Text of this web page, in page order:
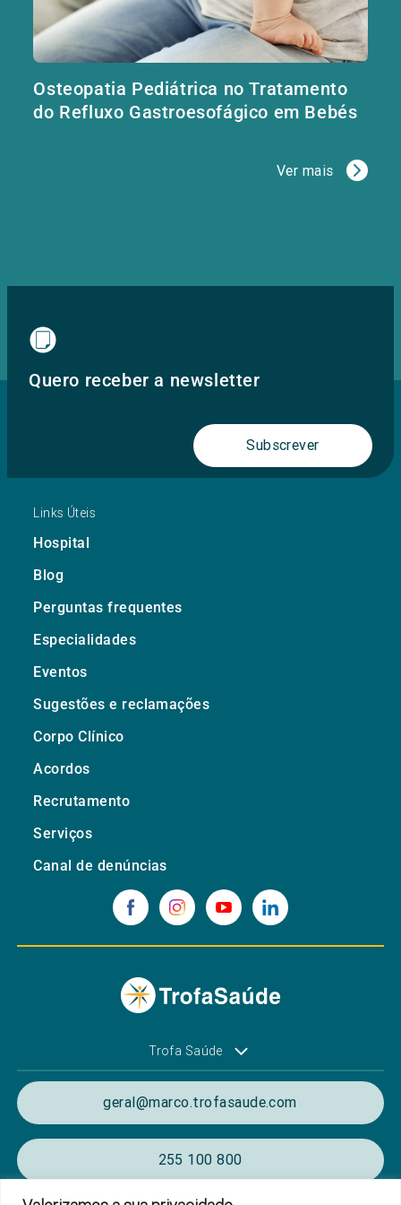
Osteopatia Pediátrica no Tratamento
do Refluxo Gastroesofágico em Bebés
Ver mais
Quero receber a newsletter
Subscrever
Links Úteis
Hospital
Blog
Perguntas frequentes
Especialidades
Eventos
Sugestões e reclamações
Corpo Clínico
Acordos
Recrutamento
Serviços
Canal de denúncias
Trofa Saúde
geral@marco.trofasaude.com
255 100 800